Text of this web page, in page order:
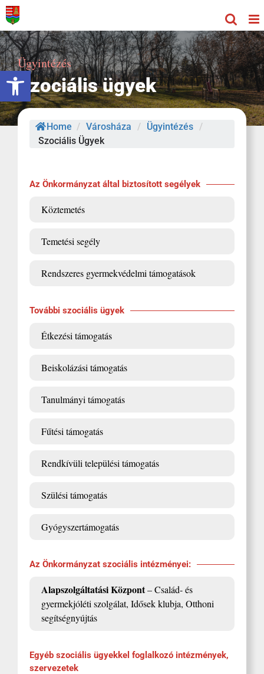
Eszköztár megnyitása
Kihagyás
Ügyintézés
Szociális ügyek
Home / Városháza / Ügyintézés /
Szociális Ügyek
Az Önkormányzat által biztosított segélyek
Köztemetés
Temetési segély
Rendszeres gyermekvédelmi támogatások
További szociális ügyek
Étkezési támogatás
Beiskolázási támogatás
Tanulmányi támogatás
Fűtési támogatás
Rendkívüli települési támogatás
Szülési támogatás
Gyógyszertámogatás
Az Önkormányzat szociális intézményei:
Alapszolgáltatási Központ– Család- és
gyermekjóléti szolgálat, Idősek klubja, Otthoni
segítségnyújtás
Egyéb szociális ügyekkel foglalkozó intézmények,
szervezetek